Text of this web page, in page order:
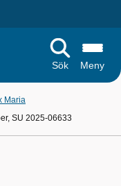
Sök
Meny
Maria
SU 2025-06633